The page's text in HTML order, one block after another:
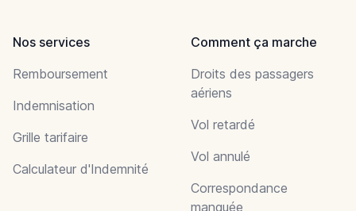
Nos services
Remboursement
Indemnisation
Grille tarifaire
Calculateur d'Indemnité
Comment ça marche
Droits des passagers
aériens
Vol retardé
Vol annulé
Correspondance
manquée